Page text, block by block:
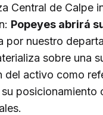
Central de Calpe
Popeyes abrirá
por nuestro
sobre una
del activo como